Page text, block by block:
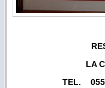
LA
TEL. 055